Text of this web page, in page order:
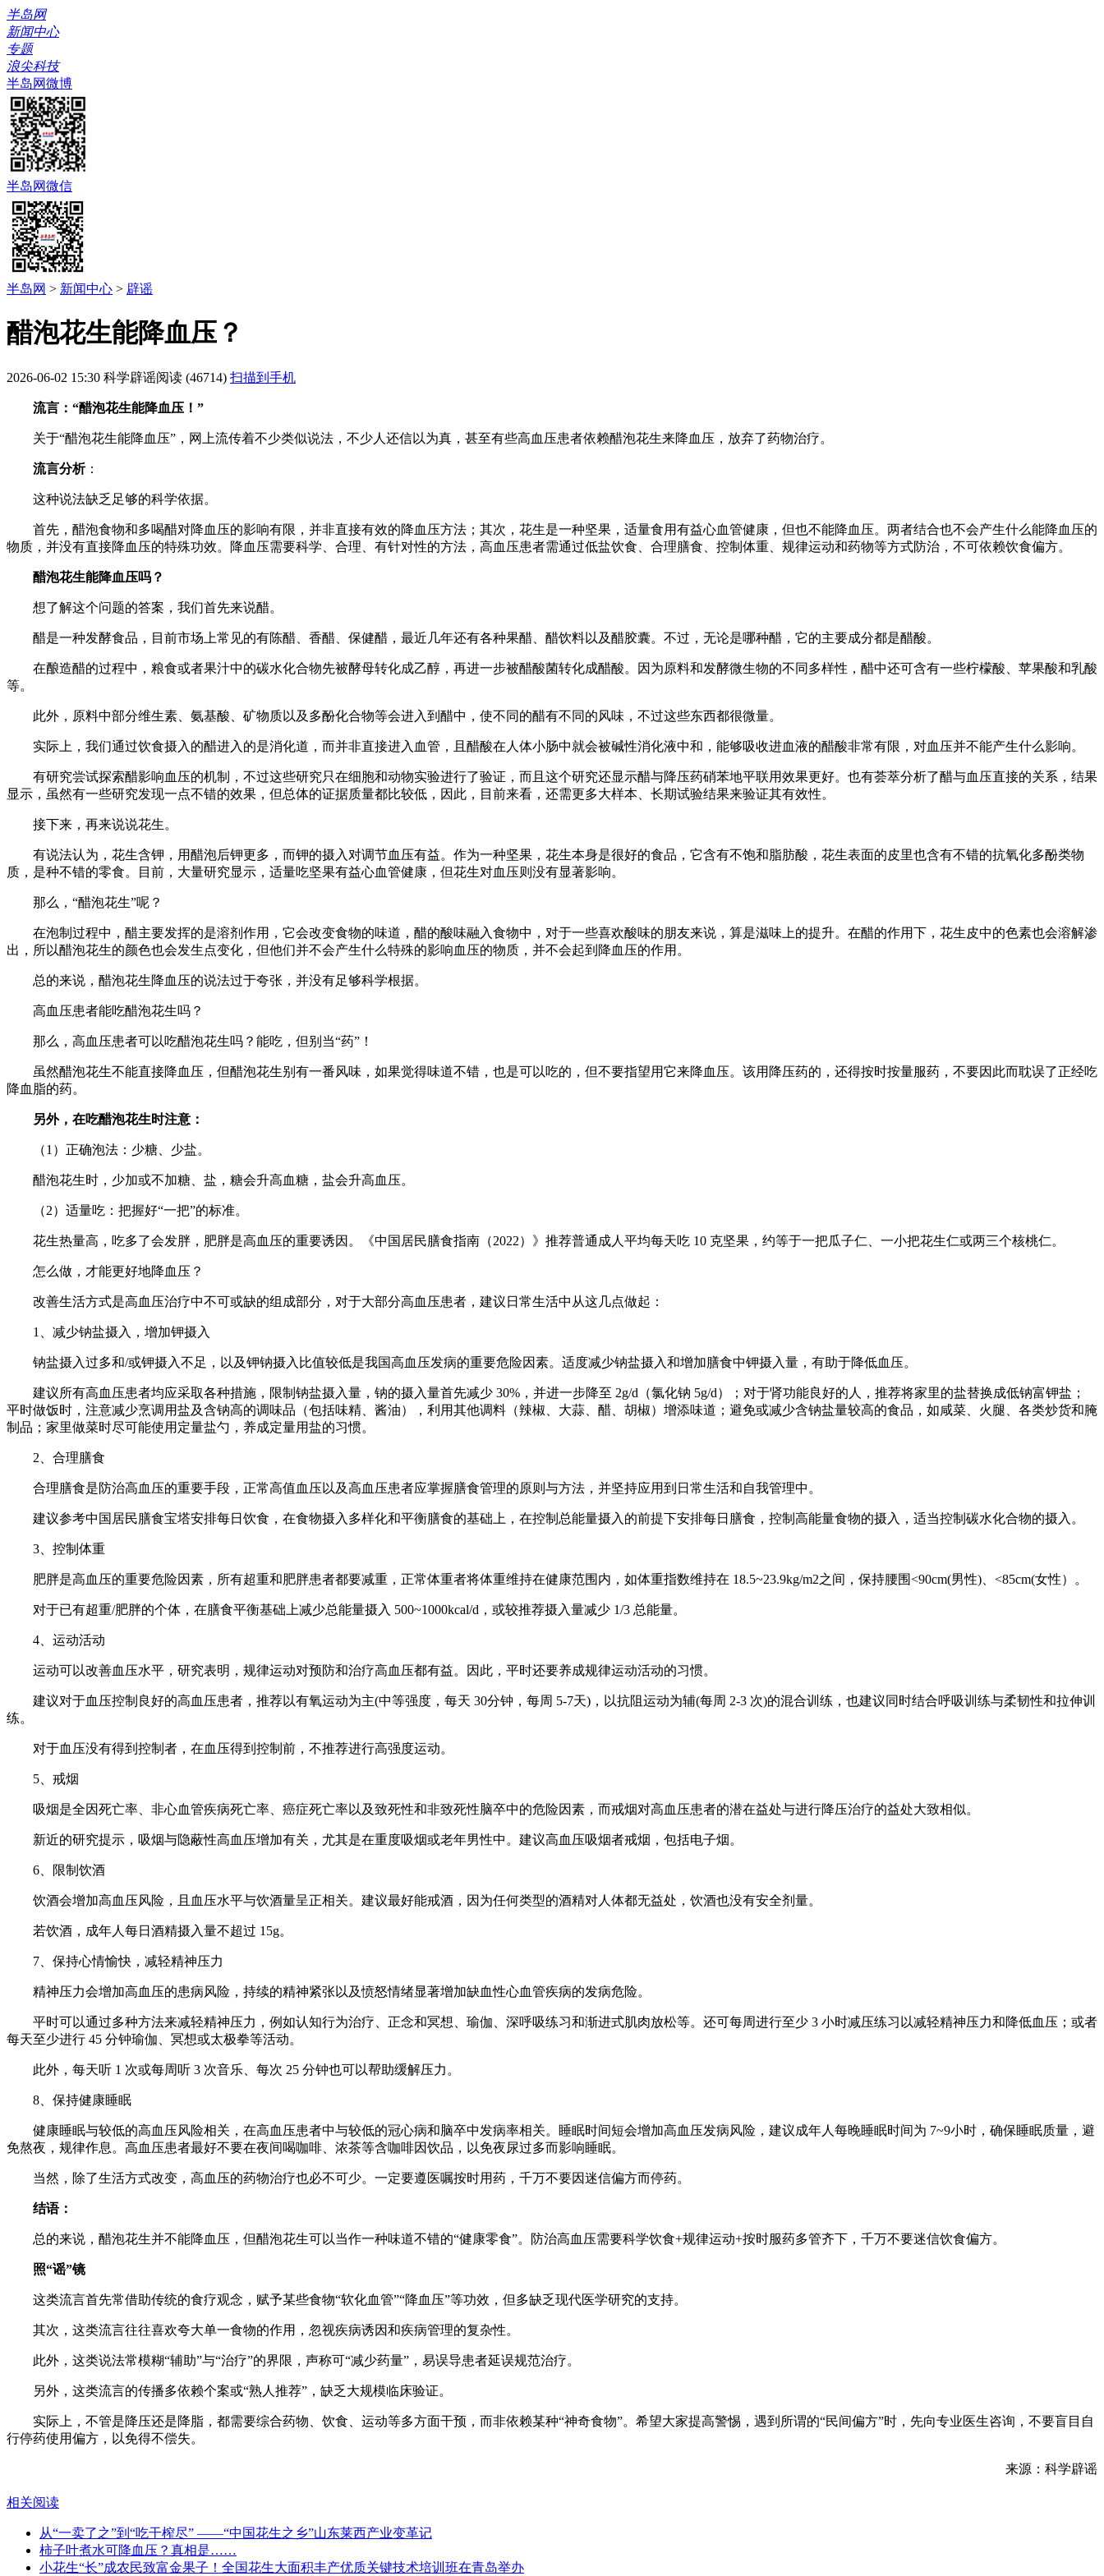
半岛网
新闻中心
专题
浪尖科技
半岛网微博
半岛网微信
半岛网 > 新闻中心 > 辟谣
醋泡花生能降血压？
2026-06-02 15:30 科学辟谣阅读 (46714) 扫描到手机
流言：“醋泡花生能降血压！”
关于“醋泡花生能降血压”，网上流传着不少类似说法，不少人还信以为真，甚至有些高血压患者依赖醋泡花生来降血压，放弃了药物治疗。
流言分析：
这种说法缺乏足够的科学依据。
首先，醋泡食物和多喝醋对降血压的影响有限，并非直接有效的降血压方法；其次，花生是一种坚果，适量食用有益心血管健康，但也不能降血压。两者结合也不会产生什么能降血压的
物质，并没有直接降血压的特殊功效。降血压需要科学、合理、有针对性的方法，高血压患者需通过低盐饮食、合理膳食、控制体重、规律运动和药物等方式防治，不可依赖饮食偏方。
醋泡花生能降血压吗？
想了解这个问题的答案，我们首先来说醋。
醋是一种发酵食品，目前市场上常见的有陈醋、香醋、保健醋，最近几年还有各种果醋、醋饮料以及醋胶囊。不过，无论是哪种醋，它的主要成分都是醋酸。
在酿造醋的过程中，粮食或者果汁中的碳水化合物先被酵母转化成乙醇，再进一步被醋酸菌转化成醋酸。因为原料和发酵微生物的不同多样性，醋中还可含有一些柠檬酸、苹果酸和乳酸
等。
此外，原料中部分维生素、氨基酸、矿物质以及多酚化合物等会进入到醋中，使不同的醋有不同的风味，不过这些东西都很微量。
实际上，我们通过饮食摄入的醋进入的是消化道，而并非直接进入血管，且醋酸在人体小肠中就会被碱性消化液中和，能够吸收进血液的醋酸非常有限，对血压并不能产生什么影响。
有研究尝试探索醋影响血压的机制，不过这些研究只在细胞和动物实验进行了验证，而且这个研究还显示醋与降压药硝苯地平联用效果更好。也有荟萃分析了醋与血压直接的关系，结果
显示，虽然有一些研究发现一点不错的效果，但总体的证据质量都比较低，因此，目前来看，还需更多大样本、长期试验结果来验证其有效性。
接下来，再来说说花生。
有说法认为，花生含钾，用醋泡后钾更多，而钾的摄入对调节血压有益。作为一种坚果，花生本身是很好的食品，它含有不饱和脂肪酸，花生表面的皮里也含有不错的抗氧化多酚类物
质，是种不错的零食。目前，大量研究显示，适量吃坚果有益心血管健康，但花生对血压则没有显著影响。
那么，“醋泡花生”呢？
在泡制过程中，醋主要发挥的是溶剂作用，它会改变食物的味道，醋的酸味融入食物中，对于一些喜欢酸味的朋友来说，算是滋味上的提升。在醋的作用下，花生皮中的色素也会溶解渗
出，所以醋泡花生的颜色也会发生点变化，但他们并不会产生什么特殊的影响血压的物质，并不会起到降血压的作用。
总的来说，醋泡花生降血压的说法过于夸张，并没有足够科学根据。
高血压患者能吃醋泡花生吗？
那么，高血压患者可以吃醋泡花生吗？能吃，但别当“药”！
虽然醋泡花生不能直接降血压，但醋泡花生别有一番风味，如果觉得味道不错，也是可以吃的，但不要指望用它来降血压。该用降压药的，还得按时按量服药，不要因此而耽误了正经吃
降血脂的药。
另外，在吃醋泡花生时注意：
（1）正确泡法：少糖、少盐。
醋泡花生时，少加或不加糖、盐，糖会升高血糖，盐会升高血压。
（2）适量吃：把握好“一把”的标准。
花生热量高，吃多了会发胖，肥胖是高血压的重要诱因。《中国居民膳食指南（2022）》推荐普通成人平均每天吃 10 克坚果，约等于一把瓜子仁、一小把花生仁或两三个核桃仁。
怎么做，才能更好地降血压？
改善生活方式是高血压治疗中不可或缺的组成部分，对于大部分高血压患者，建议日常生活中从这几点做起：
1、减少钠盐摄入，增加钾摄入
钠盐摄入过多和/或钾摄入不足，以及钾钠摄入比值较低是我国高血压发病的重要危险因素。适度减少钠盐摄入和增加膳食中钾摄入量，有助于降低血压。
建议所有高血压患者均应采取各种措施，限制钠盐摄入量，钠的摄入量首先减少 30%，并进一步降至 2g/d（氯化钠 5g/d）；对于肾功能良好的人，推荐将家里的盐替换成低钠富钾盐；
平时做饭时，注意减少烹调用盐及含钠高的调味品（包括味精、酱油），利用其他调料（辣椒、大蒜、醋、胡椒）增添味道；避免或减少含钠盐量较高的食品，如咸菜、火腿、各类炒货和腌
制品；家里做菜时尽可能使用定量盐勺，养成定量用盐的习惯。
2、合理膳食
合理膳食是防治高血压的重要手段，正常高值血压以及高血压患者应掌握膳食管理的原则与方法，并坚持应用到日常生活和自我管理中。
建议参考中国居民膳食宝塔安排每日饮食，在食物摄入多样化和平衡膳食的基础上，在控制总能量摄入的前提下安排每日膳食，控制高能量食物的摄入，适当控制碳水化合物的摄入。
3、控制体重
肥胖是高血压的重要危险因素，所有超重和肥胖患者都要减重，正常体重者将体重维持在健康范围内，如体重指数维持在 18.5~23.9kg/m2之间，保持腰围<90cm(男性)、<85cm(女性）。
对于已有超重/肥胖的个体，在膳食平衡基础上减少总能量摄入 500~1000kcal/d，或较推荐摄入量减少 1/3 总能量。
4、运动活动
运动可以改善血压水平，研究表明，规律运动对预防和治疗高血压都有益。因此，平时还要养成规律运动活动的习惯。
建议对于血压控制良好的高血压患者，推荐以有氧运动为主(中等强度，每天 30分钟，每周 5-7天)，以抗阻运动为辅(每周 2-3 次)的混合训练，也建议同时结合呼吸训练与柔韧性和拉伸训
练。
对于血压没有得到控制者，在血压得到控制前，不推荐进行高强度运动。
5、戒烟
吸烟是全因死亡率、非心血管疾病死亡率、癌症死亡率以及致死性和非致死性脑卒中的危险因素，而戒烟对高血压患者的潜在益处与进行降压治疗的益处大致相似。
新近的研究提示，吸烟与隐蔽性高血压增加有关，尤其是在重度吸烟或老年男性中。建议高血压吸烟者戒烟，包括电子烟。
6、限制饮酒
饮酒会增加高血压风险，且血压水平与饮酒量呈正相关。建议最好能戒酒，因为任何类型的酒精对人体都无益处，饮酒也没有安全剂量。
若饮酒，成年人每日酒精摄入量不超过 15g。
7、保持心情愉快，减轻精神压力
精神压力会增加高血压的患病风险，持续的精神紧张以及愤怒情绪显著增加缺血性心血管疾病的发病危险。
平时可以通过多种方法来减轻精神压力，例如认知行为治疗、正念和冥想、瑜伽、深呼吸练习和渐进式肌肉放松等。还可每周进行至少 3 小时减压练习以减轻精神压力和降低血压；或者
每天至少进行 45 分钟瑜伽、冥想或太极拳等活动。
此外，每天听 1 次或每周听 3 次音乐、每次 25 分钟也可以帮助缓解压力。
8、保持健康睡眠
健康睡眠与较低的高血压风险相关，在高血压患者中与较低的冠心病和脑卒中发病率相关。睡眠时间短会增加高血压发病风险，建议成年人每晚睡眠时间为 7~9小时，确保睡眠质量，避
免熬夜，规律作息。高血压患者最好不要在夜间喝咖啡、浓茶等含咖啡因饮品，以免夜尿过多而影响睡眠。
当然，除了生活方式改变，高血压的药物治疗也必不可少。一定要遵医嘱按时用药，千万不要因迷信偏方而停药。
结语：
总的来说，醋泡花生并不能降血压，但醋泡花生可以当作一种味道不错的“健康零食”。防治高血压需要科学饮食+规律运动+按时服药多管齐下，千万不要迷信饮食偏方。
照“谣”镜
这类流言首先常借助传统的食疗观念，赋予某些食物“软化血管”“降血压”等功效，但多缺乏现代医学研究的支持。
其次，这类流言往往喜欢夸大单一食物的作用，忽视疾病诱因和疾病管理的复杂性。
此外，这类说法常模糊“辅助”与“治疗”的界限，声称可“减少药量”，易误导患者延误规范治疗。
另外，这类流言的传播多依赖个案或“熟人推荐”，缺乏大规模临床验证。
实际上，不管是降压还是降脂，都需要综合药物、饮食、运动等多方面干预，而非依赖某种“神奇食物”。希望大家提高警惕，遇到所谓的“民间偏方”时，先向专业医生咨询，不要盲目自
行停药使用偏方，以免得不偿失。
来源：科学辟谣
相关阅读
从“一卖了之”到“吃干榨尽” ——“中国花生之乡”山东莱西产业变革记
柿子叶煮水可降血压？真相是……
小花生“长”成农民致富金果子！全国花生大面积丰产优质关键技术培训班在青岛举办